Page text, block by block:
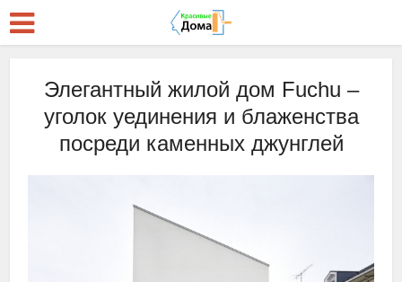
Элегантный жилой дом Fuchu –
уголок уединения и блаженства
посреди каменных джунглей